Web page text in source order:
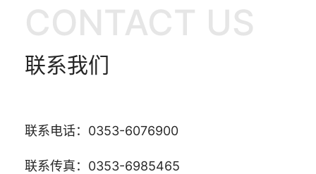
CONTACT US
联系我们
联系电话：0353-6076900
联系传真：0353-6985465